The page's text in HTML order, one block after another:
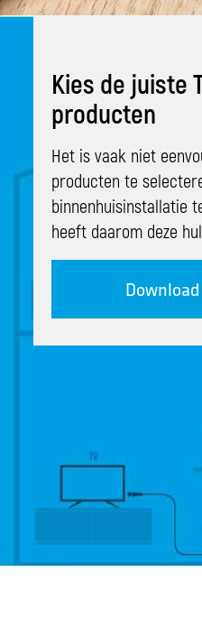
Kies de juiste
producten
Het is vaak niet
producten te
binnenhuisinstallatie
heeft daarom deze